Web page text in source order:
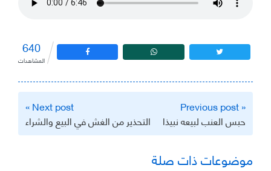
640
المشاهدات
تصفّح
المقالات
« Previous post
حبس العنب لبيعه نبيذا
Next post »
التحذير من الغش في البيع والشراء
موضوعات ذات صلة